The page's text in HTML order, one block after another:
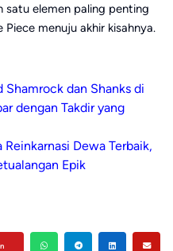
satu elemen paling penting
menuju akhir kisahnya.
Shamrock dan Shanks di
dengan Takdir yang
Dewa Terbaik,
Epik